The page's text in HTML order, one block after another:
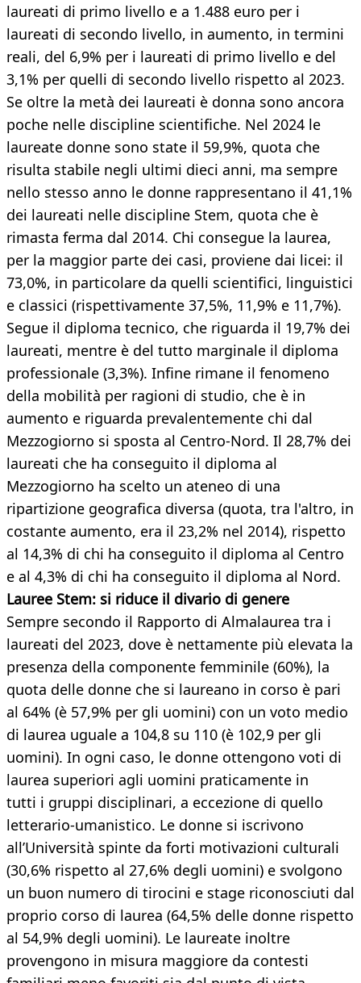
laureati di primo livello e a 1.488 euro per i
laureati di secondo livello, in aumento, in termini
reali, del 6,9% per i laureati di primo livello e del
3,1% per quelli di secondo livello rispetto al 2023.
Se oltre la metà dei laureati è donna sono ancora
poche nelle discipline scientifiche. Nel 2024 le
laureate donne sono state il 59,9%, quota che
risulta stabile negli ultimi dieci anni, ma sempre
nello stesso anno le donne rappresentano il 41,1%
dei laureati nelle discipline Stem, quota che è
rimasta ferma dal 2014. Chi consegue la laurea,
per la maggior parte dei casi, proviene dai licei: il
73,0%, in particolare da quelli scientifici, linguistici
e classici (rispettivamente 37,5%, 11,9% e 11,7%).
Segue il diploma tecnico, che riguarda il 19,7% dei
laureati, mentre è del tutto marginale il diploma
professionale (3,3%). Infine rimane il fenomeno
della mobilità per ragioni di studio, che è in
aumento e riguarda prevalentemente chi dal
Mezzogiorno si sposta al Centro-Nord. Il 28,7% dei
laureati che ha conseguito il diploma al
Mezzogiorno ha scelto un ateneo di una
ripartizione geografica diversa (quota, tra l'altro, in
costante aumento, era il 23,2% nel 2014), rispetto
al 14,3% di chi ha conseguito il diploma al Centro
e al 4,3% di chi ha conseguito il diploma al Nord.
Lauree Stem: si riduce il divario di genere
Sempre secondo il Rapporto di Almalaurea tra i
laureati del 2023, dove è nettamente più elevata la
presenza della componente femminile (60%), la
quota delle donne che si laureano in corso è pari
al 64% (è 57,9% per gli uomini) con un voto medio
di laurea uguale a 104,8 su 110 (è 102,9 per gli
uomini). In ogni caso, le donne ottengono voti di
laurea superiori agli uomini praticamente in
tutti i gruppi disciplinari, a eccezione di quello
letterario-umanistico. Le donne si iscrivono
all’Università spinte da forti motivazioni culturali
(30,6% rispetto al 27,6% degli uomini) e svolgono
un buon numero di tirocini e stage riconosciuti dal
proprio corso di laurea (64,5% delle donne rispetto
al 54,9% degli uomini). Le laureate inoltre
provengono in misura maggiore da contesti